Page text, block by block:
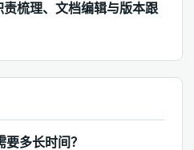
梳理、文档编辑与版本跟
多长时间？